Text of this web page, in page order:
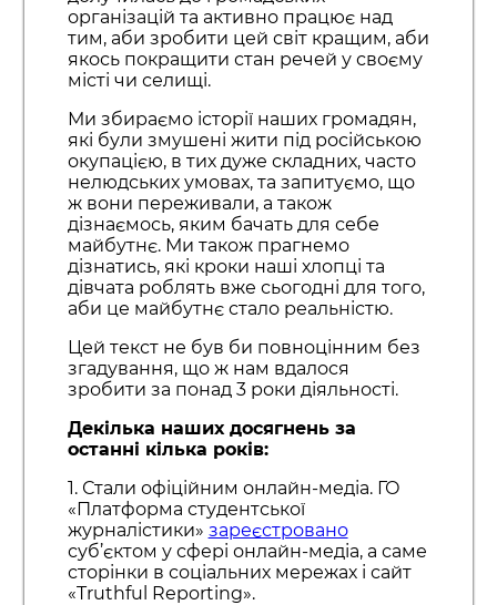
організацій та активно працює над
тим, аби зробити цей світ кращим, аби
якось покращити стан речей у своєму
місті чи селищі.
Ми збираємо історії наших громадян,
які були змушені жити під російською
окупацією, в тих дуже складних, часто
нелюдських умовах, та запитуємо, що
ж вони переживали, а також
дізнаємось, яким бачать для себе
майбутнє. Ми також прагнемо
дізнатись, які кроки наші хлопці та
дівчата роблять вже сьогодні для того,
аби це майбутнє стало реальністю.
Цей текст не був би повноцінним без
згадування, що ж нам вдалося
зробити за понад 3 роки діяльності.
Декілька наших досягнень за
останні кілька років:
1. Стали офіційним онлайн-медіа. ГО
«Платформа студентської
журналістики» зареєстровано
суб’єктом у сфері онлайн-медіа, а саме
сторінки в соціальних мережах і сайт
«Truthful Reporting».